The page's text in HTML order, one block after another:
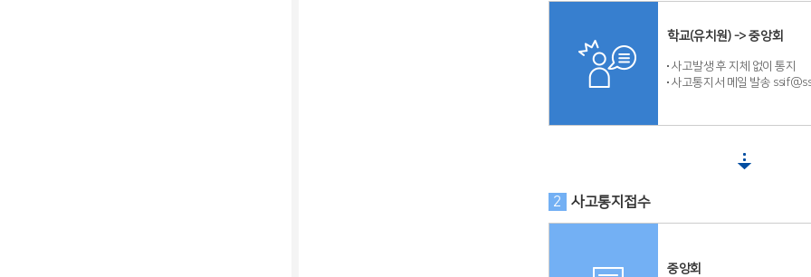
학교(유치원) -> 중앙회
사고발생 후 지체 없이 통지
사고통지서 메일 발송
2 사고통지접수
중앙회